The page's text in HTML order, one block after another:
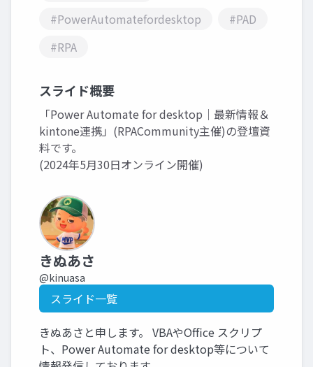
#PowerAutomatefordesktop
#PAD
#RPA
スライド概要
「Power Automate for desktop｜最新情報＆
kintone連携」(RPACommunity主催)の登壇資
料です。
(2024年5月30日オンライン開催)
きぬあさ
@kinuasa
スライド一覧
きぬあさと申します。 VBAやOffice スクリプ
ト、Power Automate for desktop等について